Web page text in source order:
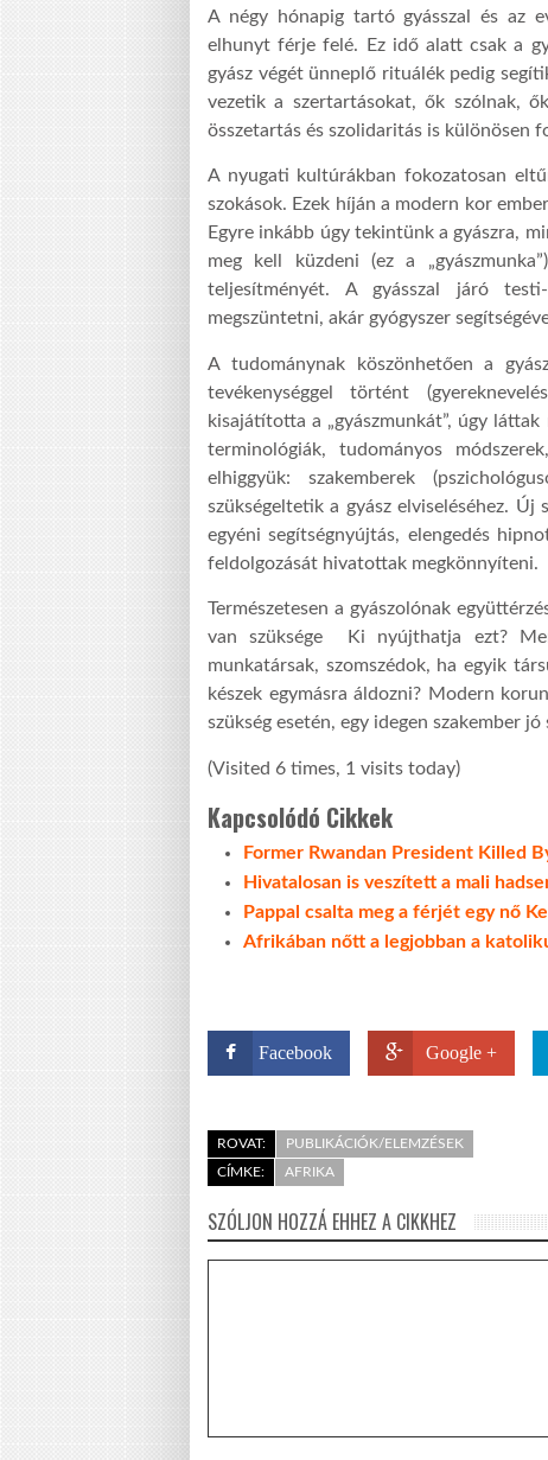
A négy hónapig tartó gyásszal és az
elhunyt férje felé. Ez idő alatt csak a
gyász végét ünneplő rituálék pedig
vezetik a szertartásokat, ők szólnak,
összetartás és szolidaritás is különösen
A nyugati kultúrákban fokozatosan
szokások. Ezek híján a modern kor
Egyre inkább úgy tekintünk a gyászra,
meg kell küzdeni (ez a
teljesítményét. A gyásszal járó
megszüntetni, akár gyógyszer
A tudománynak köszönhetően a
tevékenységgel történt
kisajátította a „gyászmunkát”, úgy
terminológiák, tudományos
elhiggyük: szakemberek
szükségeltetik a gyász elviseléséhez.
egyéni segítségnyújtás, elengedés
feldolgozását hivatottak megkönnyíteni.
Természetesen a gyászolónak
van szüksége Ki nyújthatja ezt?
munkatársak, szomszédok, ha egyik
készek egymásra áldozni? Modern
szükség esetén, egy idegen szakember
(Visited 6 times, 1 visits today)
Kapcsolódó Cikkek
Former Rwandan President Killed
Hivatalosan is veszített a mali
Pappal csalta meg a férjét egy nő
Afrikában nőtt a legjobban a
Facebook Google +
ROVAT:
PUBLIKÁCIÓK/ELEMZÉSEK
CÍMKE:
AFRIKA
SZÓLJON HOZZÁ EHHEZ A CIKKHEZ